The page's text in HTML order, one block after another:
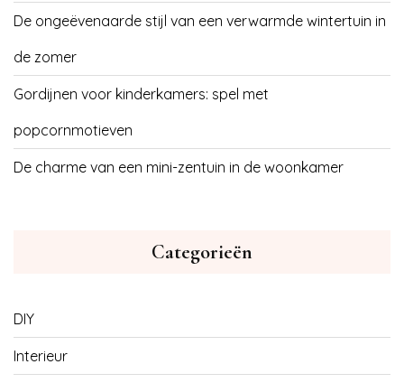
De ongeëvenaarde stijl van een verwarmde wintertuin in
de zomer
Gordijnen voor kinderkamers: spel met
popcornmotieven
De charme van een mini-zentuin in de woonkamer
Categorieën
DIY
Interieur